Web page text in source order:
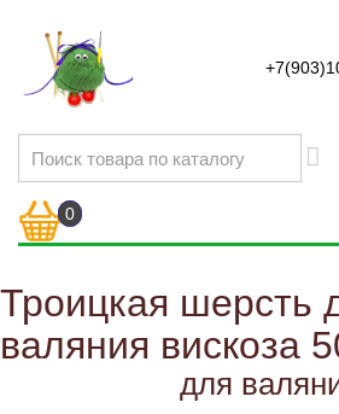
0
Троицкая шерсть
валяния вискоза
для